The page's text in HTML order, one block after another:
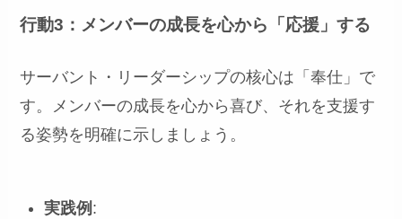
行動3：メンバーの成長を心から「応援」する
サーバント・リーダーシップの核心は「奉仕」で
す。メンバーの成長を心から喜び、それを支援す
る姿勢を明確に示しましょう。
実践例 :